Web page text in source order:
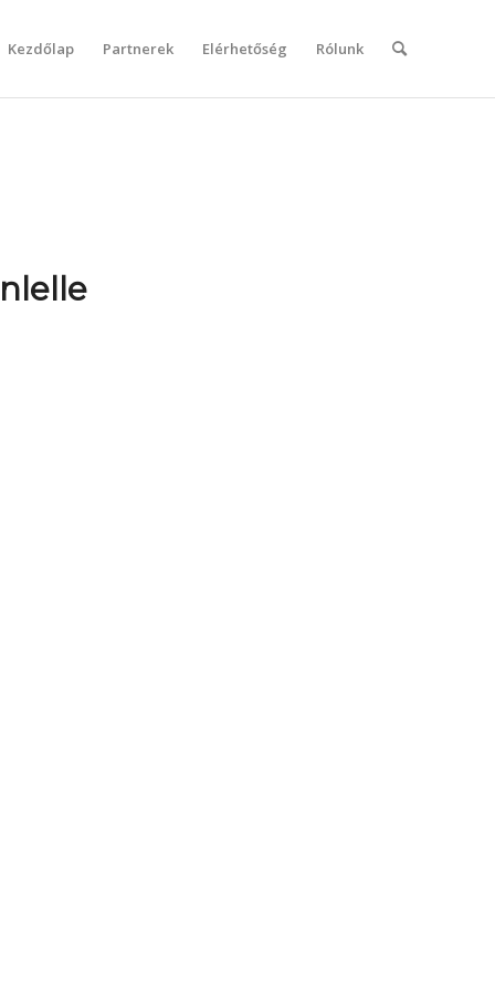
Kezdőlap Partnerek Elérhetőség Rólunk